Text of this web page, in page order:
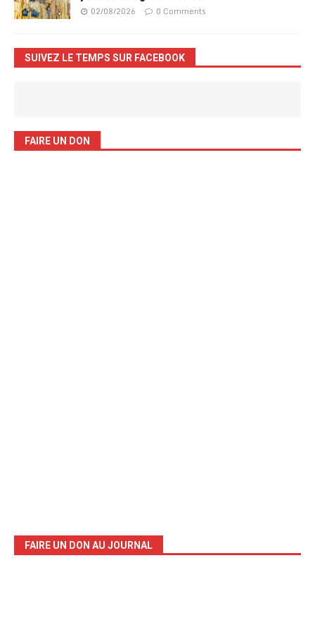
02/08/2026 0 Comments
SUIVEZ LE TEMPS SUR FACEBOOK
FAIRE UN DON
FAIRE UN DON AU JOURNAL